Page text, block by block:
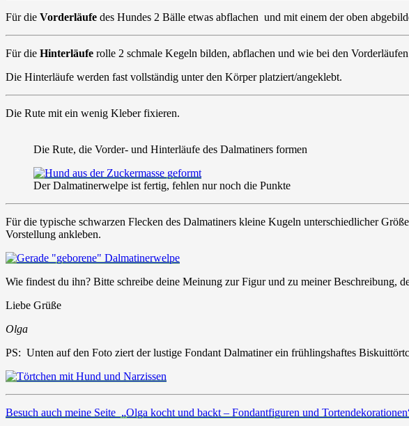
Für die Vorderläufe des Hundes 2 Bälle etwas abflachen und mit einem der oben
Für die Hinterläufe rolle 2 schmale Kegeln bilden, abflachen und wie bei den
Die Hinterläufe werden fast vollständig unter den Körper platziert/angeklebt.
Die Rute mit ein wenig Kleber fixieren.
Die Rute, die Vorder- und Hinterläufe des Dalmatiners formen
Der Dalmatinerwelpe ist fertig, fehlen nur noch die Punkte
Für die typische schwarzen Flecken des Dalmatiners kleine Kugeln unterschiedlicher
Vorstellung ankleben.
Wie findest du ihn? Bitte schreibe deine Meinung zur Figur und zu meiner Beschreibung,
Liebe Grüße
Olga
PS: Unten auf den Foto ziert der lustige Fondant Dalmatiner ein frühlingshaftes
Besuch auch meine Seite „Olga kocht und backt – Fondantfiguren und